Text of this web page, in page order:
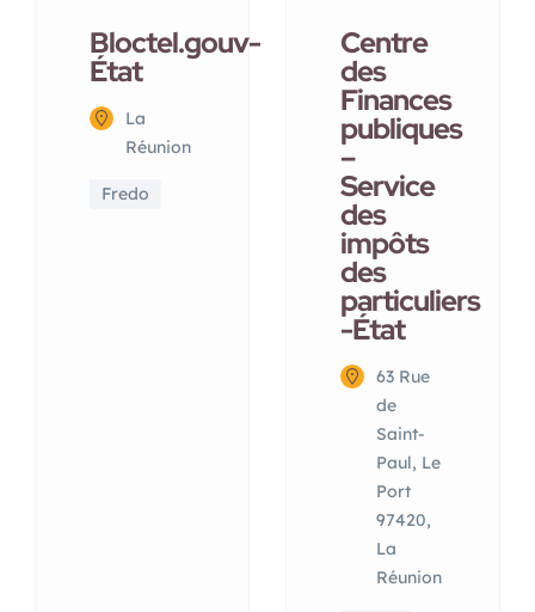
Bloctel.gouv-
État
La
Réunion
Fredo
Centre
des
Finances
publiques
–
Service
des
impôts
des
particuliers
-État
63 Rue
de
Saint-
Paul, Le
Port
97420,
La
Réunion